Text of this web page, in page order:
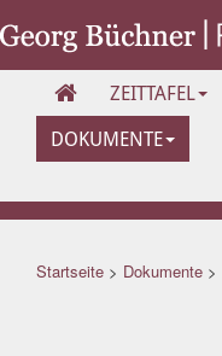
ZEITTAFEL
DOKUMENTE
Startseite > Dokumente >